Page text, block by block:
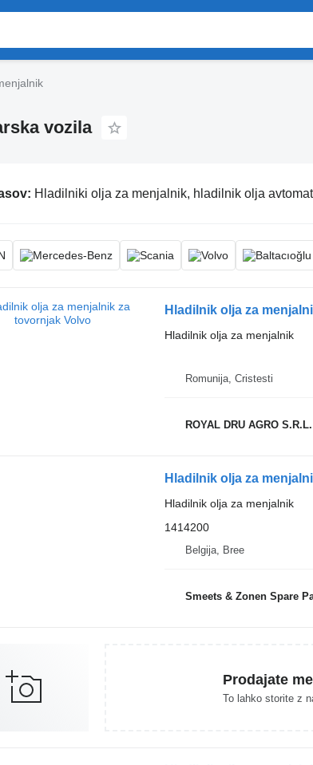
vozila
Hladilniki olja za menjalnik, hladilnik olja
Hladilnik olja za
Hladilnik olja za menjalnik
Romunija, Cristesti
ROYAL DRU AGRO S.R.L.
Hladilnik olja za
Hladilnik olja za menjalnik
1414200
Belgija, Bree
Smeets & Zonen Spare
Prodajate
To lahko storite z